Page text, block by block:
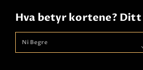
Hva betyr kortene?